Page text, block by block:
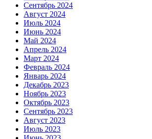
Сентябрь 2024
Август 2024
Июль 2024
Июнь 2024
Май 2024
Апрель 2024
Март 2024
Февраль 2024
Январь 2024
Декабрь 2023
Ноябрь 2023
Октябрь 2023
Сентябрь 2023
Август 2023
Июль 2023